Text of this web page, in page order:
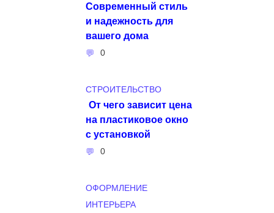
Современный стиль
и надежность для
вашего дома
0
СТРОИТЕЛЬСТВО
От чего зависит цена
на пластиковое окно
с установкой
0
ОФОРМЛЕНИЕ
ИНТЕРЬЕРА